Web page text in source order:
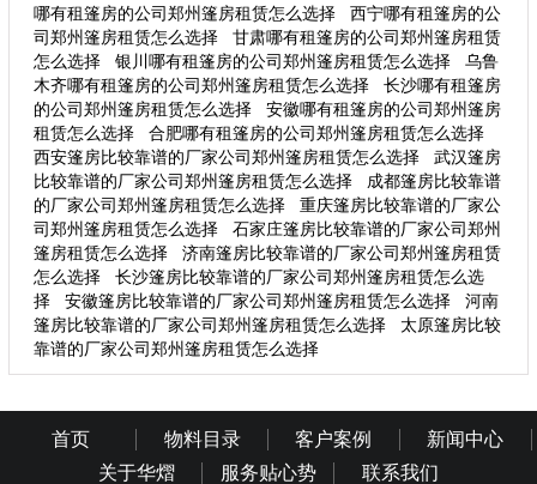
哪有租篷房的公司郑州篷房租赁怎么选择
西宁哪有租篷房的公
司郑州篷房租赁怎么选择
甘肃哪有租篷房的公司郑州篷房租赁
怎么选择
银川哪有租篷房的公司郑州篷房租赁怎么选择
乌鲁
木齐哪有租篷房的公司郑州篷房租赁怎么选择
长沙哪有租篷房
的公司郑州篷房租赁怎么选择
安徽哪有租篷房的公司郑州篷房
租赁怎么选择
合肥哪有租篷房的公司郑州篷房租赁怎么选择
西安篷房比较靠谱的厂家公司郑州篷房租赁怎么选择
武汉篷房
比较靠谱的厂家公司郑州篷房租赁怎么选择
成都篷房比较靠谱
的厂家公司郑州篷房租赁怎么选择
重庆篷房比较靠谱的厂家公
司郑州篷房租赁怎么选择
石家庄篷房比较靠谱的厂家公司郑州
篷房租赁怎么选择
济南篷房比较靠谱的厂家公司郑州篷房租赁
怎么选择
长沙篷房比较靠谱的厂家公司郑州篷房租赁怎么选
择
安徽篷房比较靠谱的厂家公司郑州篷房租赁怎么选择
河南
篷房比较靠谱的厂家公司郑州篷房租赁怎么选择
太原篷房比较
靠谱的厂家公司郑州篷房租赁怎么选择
首页 物料目录 客户案例
新闻中心
关于华熠
服务贴心势 联系我们